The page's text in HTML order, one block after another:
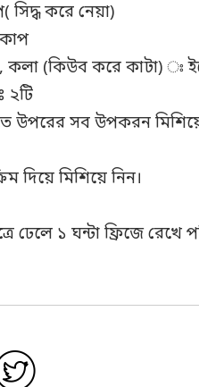
করে নেয়া)
(কিউব করে কাটা) ঃ
২টি
উপরের সব উপকরন
দিয়ে মিশিয়ে নিন।
ঢেলে ১ ঘন্টা ফ্রিজে